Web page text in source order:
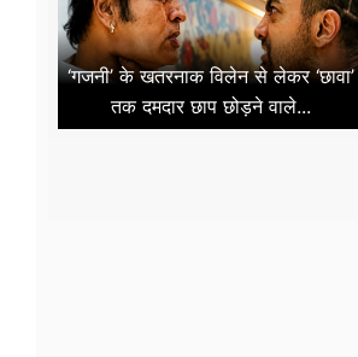
‘गजनी’ के खतरनाक विलेन से लेकर ‘छावा’
तक दमदार छाप छोड़ने वाले...